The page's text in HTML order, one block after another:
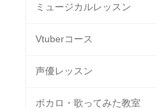
ミュージカルレッスン
Vtuberコース
声優レッスン
ボカロ・歌ってみた教室